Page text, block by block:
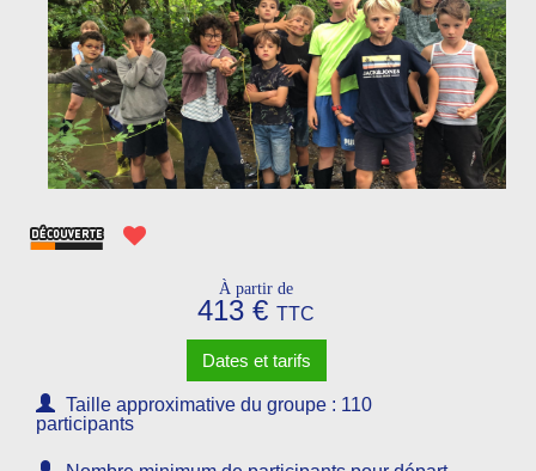
À partir de
413 € TTC
Dates et tarifs
Taille approximative du groupe : 110
participants